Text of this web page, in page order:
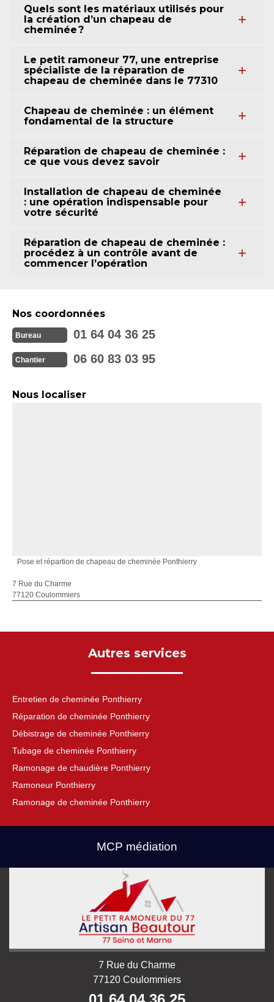
Quels sont les matériaux utilisés pour
la création d’un chapeau de
cheminée ?
Le petit ramoneur 77, une entreprise
spécialiste de la réparation de
chapeau de cheminée dans le 77310
Chapeau de cheminée : un élément
fondamental de la structure
Réparation de chapeau de cheminée :
ce que vous devez savoir
Installation de chapeau de cheminée
: une opération indispensable pour
votre sécurité
Réparation de chapeau de cheminée :
procédez à un contrôle avant de
commencer l’opération
Nos coordonnées
Bureau 01 64 04 36 25
Chantier 06 60 83 03 95
Nous localiser
Pose et répartion de chapeau de cheminée Ponthierry
7 Rue du Charme
77120 Coulommiers
Autres services
Entretien de cheminée Ponthierry
Réparation de cheminée Ponthierry
Débistrage de cheminée Ponthierry
Tubage de cheminée Ponthierry
Ramonage de chaudière Ponthierry
Ramoneur Ponthierry
Ramonage de cheminée Ponthierry
MCP médiation
7 Rue du Charme
77120 Coulommiers